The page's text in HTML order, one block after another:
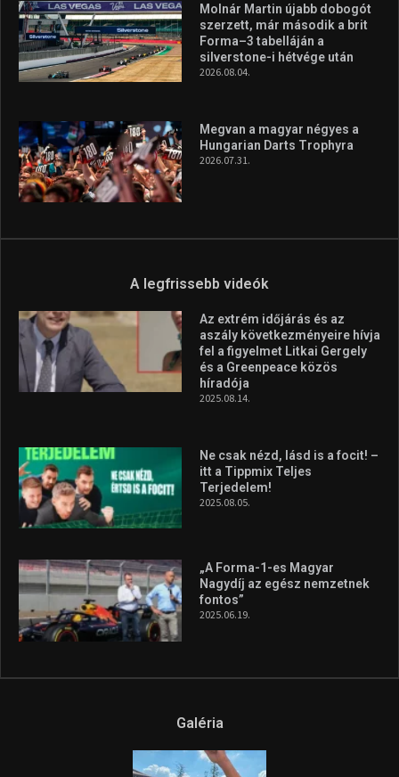
Molnár Martin újabb dobogót
szerzett, már második a brit
Forma–3 tabelláján a
silverstone-i hétvége után
2026.08.04.
Megvan a magyar négyes a
Hungarian Darts Trophyra
2026.07.31.
A legfrissebb videók
Az extrém időjárás és az
aszály következményeire hívja
fel a figyelmet Litkai Gergely
és a Greenpeace közös
híradója
2025.08.14.
Ne csak nézd, lásd is a focit! –
itt a Tippmix Teljes
Terjedelem!
2025.08.05.
„A Forma-1-es Magyar
Nagydíj az egész nemzetnek
fontos”
2025.06.19.
Galéria